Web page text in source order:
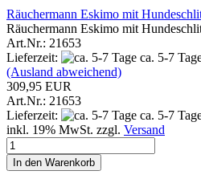
Räuchermann Eskimo mit
Räuchermann Eskimo mit
Art.Nr.: 21653
Lieferzeit:
ca. 5-7
(Ausland abweichend)
309,95 EUR
Art.Nr.: 21653
Lieferzeit:
ca. 5-7
inkl. 19% MwSt. zzgl. Versand
In den Warenkorb